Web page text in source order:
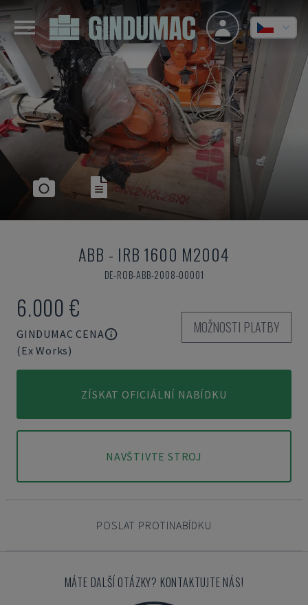
ABB - IRB 1600 M2004
DE-ROB-ABB-2008-00001
6.000 €
GINDUMAC CENA
(Ex Works)
MOŽNOSTI PLATBY
ZÍSKAT OFICIÁLNÍ NABÍDKU
NAVŠTIVTE STROJ
POSLAT PROTINABÍDKU
MÁTE DALŠÍ OTÁZKY? KONTAKTUJTE NÁS!